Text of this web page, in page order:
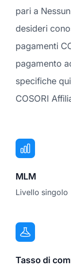
pari a
desideri
pagamenti
pagamento
specifiche
COSORI
MLM
Livello singolo
Tasso di